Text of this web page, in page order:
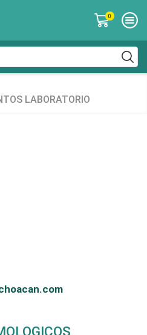
0
LABORATORIO